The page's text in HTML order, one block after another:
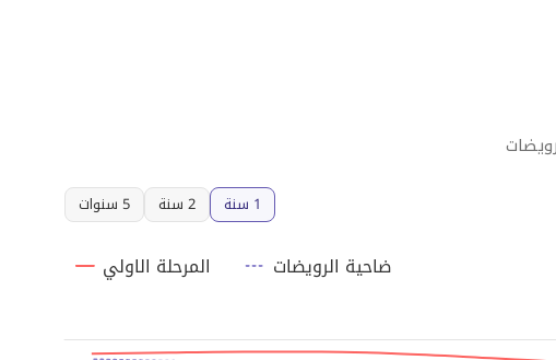
1 سنة 2 سنة 5 سنوات
المرحلة الاولي ضاحية الرويضات